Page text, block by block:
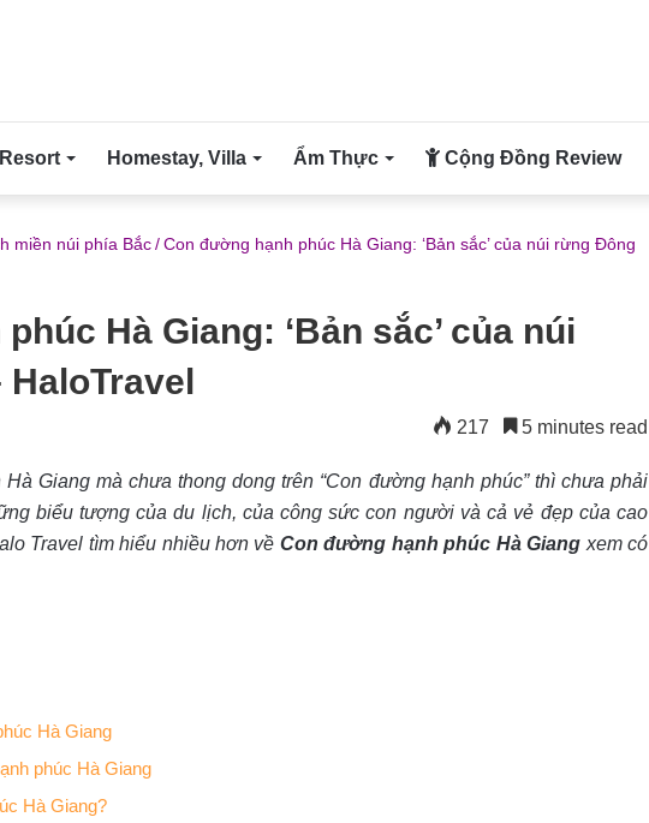
Homestay, Villa Ẩm Thực Cộng Đồng Review
miền núi phía Bắc/Con đường hạnh phúc Hà Giang: ‘Bản sắc’ của núi rừng Đông
Hà Giang: ‘Bản sắc’ của núi
217 5 minutes read
Giang mà chưa thong dong trên “Con đường hạnh phúc” thì chưa phải
biểu tượng của du lịch, của công sức con người và cả vẻ đẹp của cao
Travel tìm hiểu nhiều hơn về Con đường hạnh phúc Hà Giang xem có
Hà Giang
phúc Hà Giang
Hà Giang?